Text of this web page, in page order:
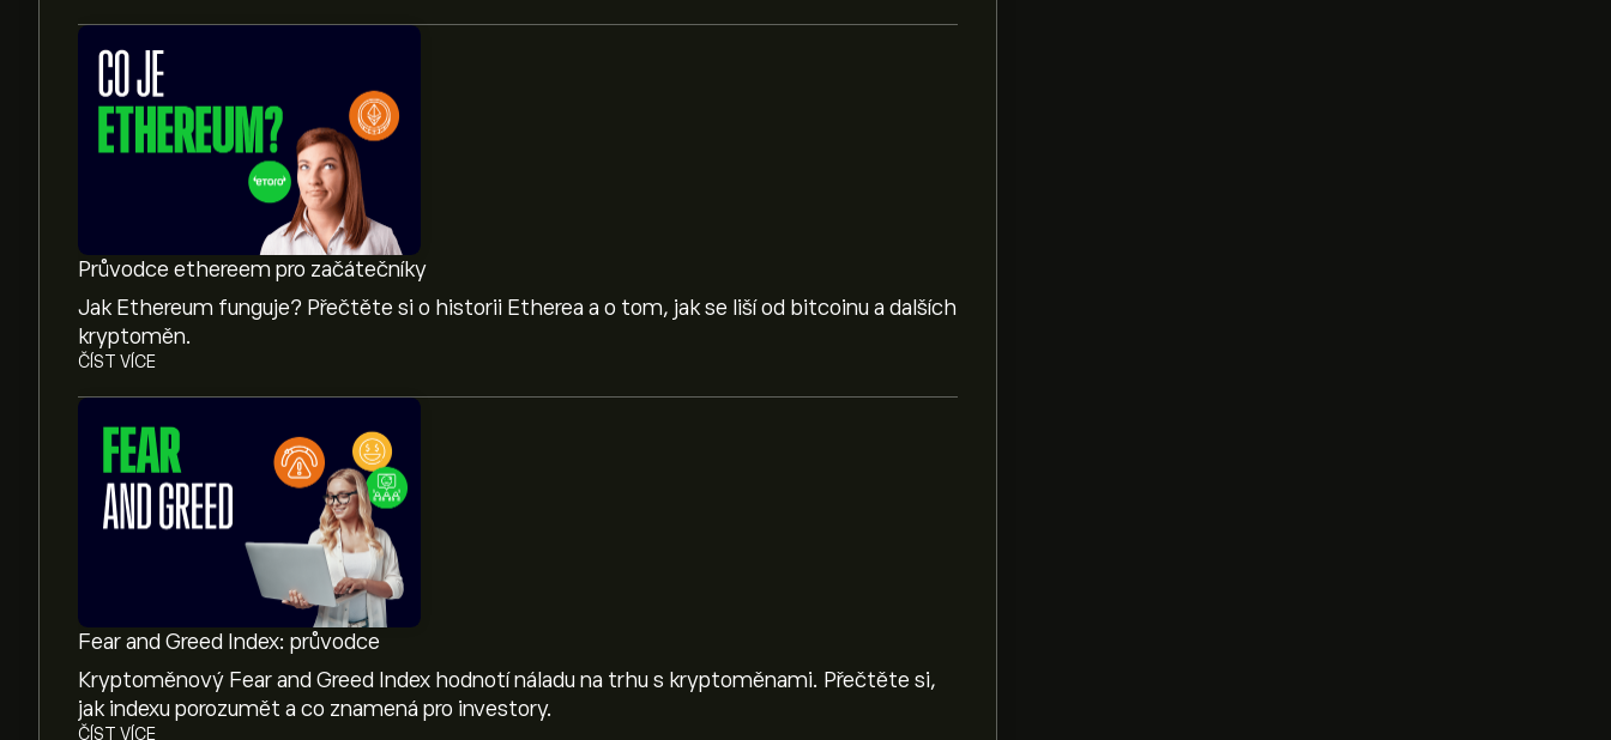
Průvodce ethereem pro začátečníky
Jak Ethereum funguje? Přečtěte si o historii Etherea a o tom, jak se liší od bitcoinu a dalších
kryptoměn.
ČÍST VÍCE
Fear and Greed Index: průvodce
Kryptoměnový Fear and Greed Index hodnotí náladu na trhu s kryptoměnami. Přečtěte si,
jak indexu porozumět a co znamená pro investory.
ČÍST VÍCE
Aktuální cena CHZ je 0.01330‎$‎
Tržní kapitalizace Chiliz je 139.66M‎$‎
Dosavadní maximum Chiliz je 0.58310‎$‎
Chiliz má 24hodinový objem obchodování Chiliz.